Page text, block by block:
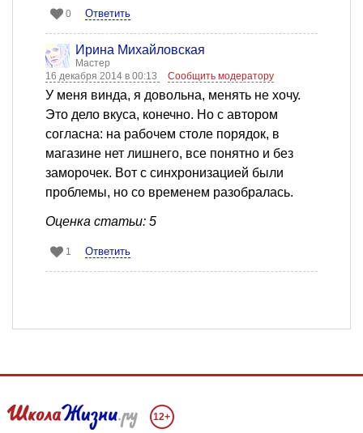
0 Ответить
Ирина Михайловская
Мастер
16 декабря 2014 в 00:13
Сообщить модератору
У меня винда, я довольна, менять не хочу.
Это дело вкуса, конечно. Но с автором
согласна: на рабочем столе порядок, в
магазине нет лишнего, все понятно и без
заморочек. Вот с синхронизацией были
проблемы, но со временем разобралась.
Оценка статьи: 5
1 Ответить
12+